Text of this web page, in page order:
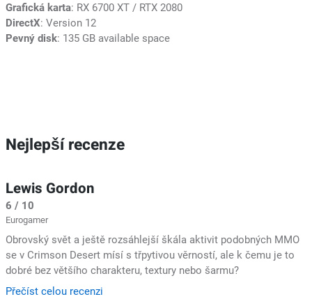
Grafická karta: RX 6700 XT / RTX 2080
DirectX: Version 12
Pevný disk: 135 GB available space
Nejlepší recenze
Lewis Gordon
6 / 10
Eurogamer
Obrovský svět a ještě rozsáhlejší škála aktivit podobných MMO
se v Crimson Desert mísí s třpytivou věrností, ale k čemu je to
dobré bez většího charakteru, textury nebo šarmu?
Přečíst celou recenzi